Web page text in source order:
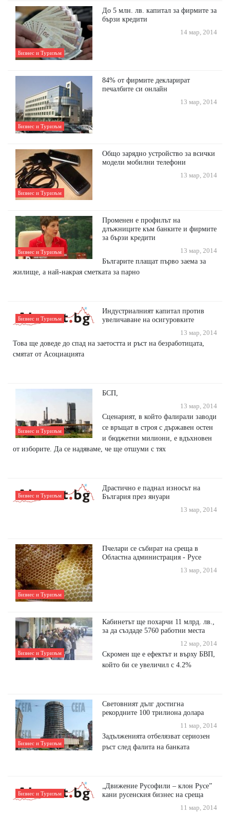
Бизнес и Туризъм
До 5 млн. лв. капитал за фирмите за
бързи кредити
14 мар, 2014
Бизнес и Туризъм
84% от фирмите декларират
печалбите си онлайн
13 мар, 2014
Бизнес и Туризъм
Oбщо зарядно устройство за всички
модели мобилни телефони
13 мар, 2014
Бизнес и Туризъм
Променен е профилът на
длъжниците към банките и фирмите
за бързи кредити
13 мар, 2014
Българите плащат първо заема за
жилище, а най-накрая сметката за парно
Бизнес и Туризъм
Индустриалният капитал против
увеличаване на осигуровките
13 мар, 2014
Това ще доведе до спад на заетостта и ръст на безработицата,
смятат от Асоциацията
Бизнес и Туризъм
БСП,
13 мар, 2014
Сценарият, в който фалирали заводи
се връщат в строя с държавен остен
и бюджетни милиони, е вдъхновен
от изборите. Да се надяваме, че ще отшуми с тях
Бизнес и Туризъм
Драстично е паднал износът на
България през януари
13 мар, 2014
Бизнес и Туризъм
Пчелари се събират на среща в
Областна администрация - Русе
13 мар, 2014
Бизнес и Туризъм
Кабинетът ще похарчи 11 млрд. лв.,
за да създаде 5760 работни места
12 мар, 2014
Скромен ще е ефектът и върху БВП,
който би се увеличил с 4.2%
Бизнес и Туризъм
Световният дълг достигна
рекордните 100 трилиона долара
11 мар, 2014
Задълженията отбелязват сериозен
ръст след фалита на банката
Бизнес и Туризъм
„Движение Русофили – клон Русе”
кани русенския бизнес на среща
11 мар, 2014